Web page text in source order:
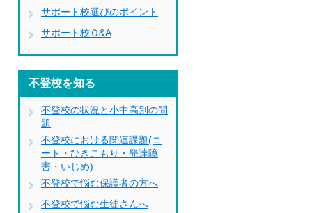
サポート校選びのポイント
サポート校Ｑ&A
不登校を知る
不登校の状況と小中高別の問
題
不登校における関連課題(ニ
ート・ひきこもり・発達障
害・いじめ)
不登校で悩む保護者の方へ
不登校で悩む生徒さんへ